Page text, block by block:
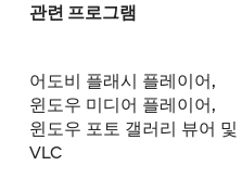
관련 프로그램
어도비 플래시 플레이어,
윈도우 미디어 플레이어,
윈도우 포토 갤러리 뷰어 및
VLC